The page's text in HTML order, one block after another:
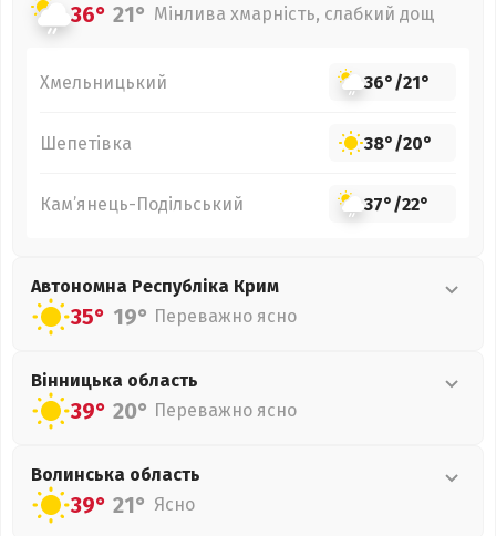
36° 21° Мінлива хмарність, слабкий дощ
Хмельницький 36°/21°
Шепетівка 38°/20°
Кам’янець-Подільський 37°/22°
Автономна Республіка Крим
35° 19° Переважно ясно
Вінницька область
39° 20° Переважно ясно
Волинська область
39° 21° Ясно